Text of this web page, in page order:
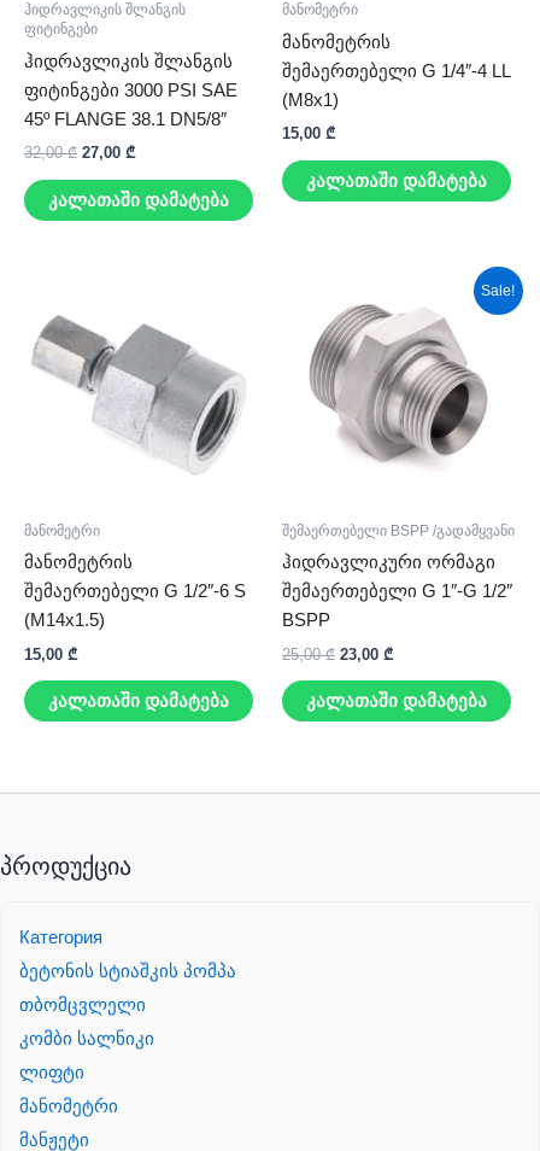
ჰიდრავლიკის შლანგის
ფიტინგები
ჰიდრავლიკის შლანგის
ფიტინგები 3000 PSI SAE
45º FLANGE 38.1 DN5/8″
32,00₾ 27,00 ₾
კალათაში დამატება
მანომეტრი
მანომეტრის
შემაერთებელი G 1/4″-4 LL
(M8x1)
15,00 ₾
კალათაში დამატება
მანომეტრი
მანომეტრის
შემაერთებელი G 1/2″-6 S
(M14x1.5)
15,00 ₾
კალათაში დამატება
Sale!
შემაერთებელი BSPP /გადამყვანი
ჰიდრავლიკური ორმაგი
შემაერთებელი G 1″-G 1/2″
BSPP
25,00₾
price
was:
25,00 ₾.
23,00 ₾
23,00 ₾.
კალათაში დამატება
პროდუქცია
Категория
ბეტონის სტიაშკის პომპა
თბომცვლელი
კომბი სალნიკი
ლიფტი
მანომეტრი
მანჟეტი